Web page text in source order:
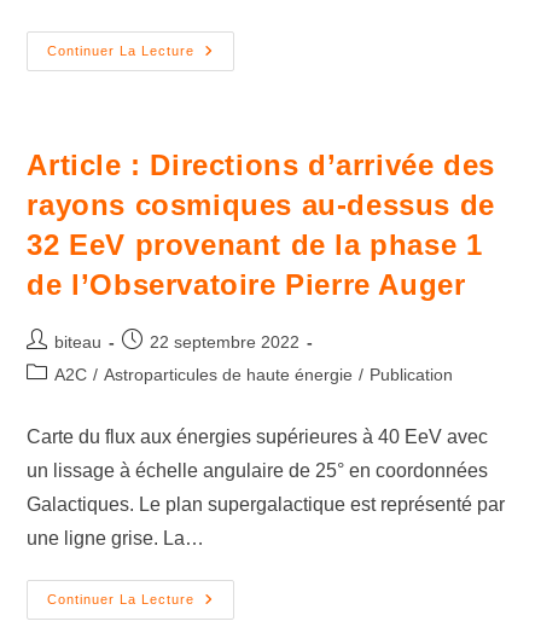
Continuer La Lecture
Article : Directions d’arrivée des
rayons cosmiques au-dessus de
32 EeV provenant de la phase 1
de l’Observatoire Pierre Auger
biteau
22 septembre 2022
A2C / Astroparticules de haute énergie / Publication
Carte du flux aux énergies supérieures à 40 EeV avec
un lissage à échelle angulaire de 25° en coordonnées
Galactiques. Le plan supergalactique est représenté par
une ligne grise. La…
Continuer La Lecture